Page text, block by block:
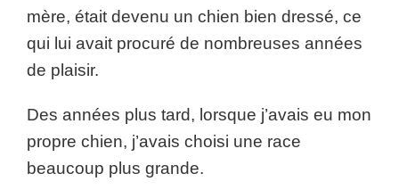
mère, était devenu un chien bien dressé, ce
qui lui avait procuré de nombreuses années
de plaisir.
Des années plus tard, lorsque j’avais eu mon
propre chien, j’avais choisi une race
beaucoup plus grande.